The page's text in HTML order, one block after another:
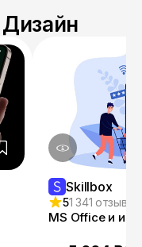
Skillbox
51 341 отзыв
MS Office и